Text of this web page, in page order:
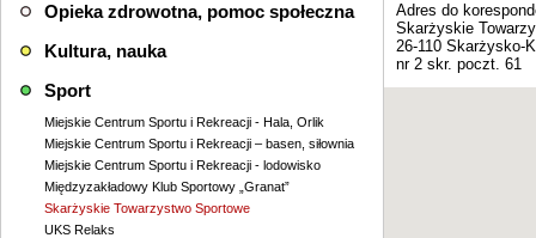
Opieka zdrowotna, pomoc społeczna
Kultura, nauka
Sport
Miejskie Centrum Sportu i Rekreacji - Hala, Orlik
Miejskie Centrum Sportu i Rekreacji – basen, siłownia
Miejskie Centrum Sportu i Rekreacji - lodowisko
Międzyzakładowy Klub Sportowy „Granat”
Skarżyskie Towarzystwo Sportowe
UKS Relaks
Adres do
Skarżyskie
26-110 Skarżysko-
nr 2 skr. poczt. 61